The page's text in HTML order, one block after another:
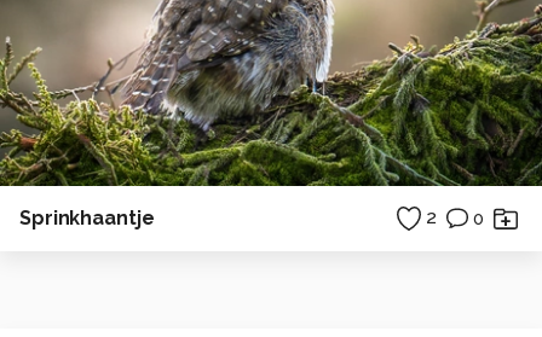
Sprinkhaantje 2 0